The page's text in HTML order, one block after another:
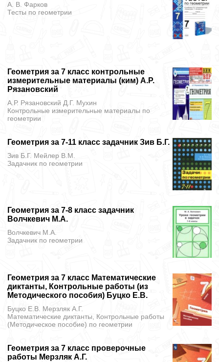
А. В. Фарков
Тесты по геометрии
Геометрия за 7 класс контрольные
измерительные материалы (ким) А.Р.
Рязановский
А.Р. Рязановский Д.Г. Мухин
Контрольные измерительные материалы по
геометрии
Геометрия за 7-11 класс задачник Зив Б.Г.
Зив Б.Г. Мейлер В.М.
Задачник по геометрии
Геометрия за 7-8 класс задачник
Волчкевич М.А.
Волчкевич М.А.
Задачник по геометрии
Геометрия за 7 класс Математические
диктанты, Контрольные работы (из
Методического пособия) Буцко Е.В.
Буцко Е.В. Мерзляк А.Г.
Математические диктанты, Контрольные работы
(Методическое пособие) по геометрии
Геометрия за 7 класс проверочные
работы Мерзляк А.Г.